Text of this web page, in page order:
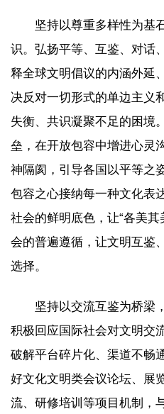
坚持以尊重多样性为基
识。弘扬平等、互鉴、对话
释全球文明倡议的内涵外延
决反对一切形式的单边主义
失衡、共识凝聚不足的困境
垒，在开放包容中增进心灵
神隔阂，引导各国以平等之
包容之心接纳每一种文化表
社会的鲜明底色，让“各美
会的普遍遵循，让文明互鉴
选择。
坚持以交流互鉴为桥梁
积极回应国际社会对文明交
破解平台碎片化、渠道不畅
好文化文明类会议论坛、展
流、研修培训等项目机制，